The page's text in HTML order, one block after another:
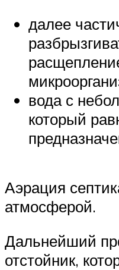
далее
вода с
который
Аэрация
атмосферой.
Дальнейший
отстойник,